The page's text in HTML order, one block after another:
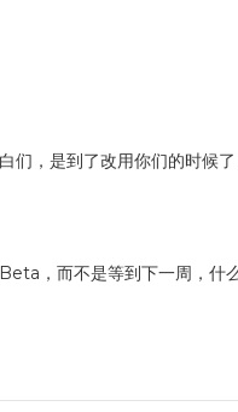
，是到了改用你们的时候了
，而不是等到下一周，什